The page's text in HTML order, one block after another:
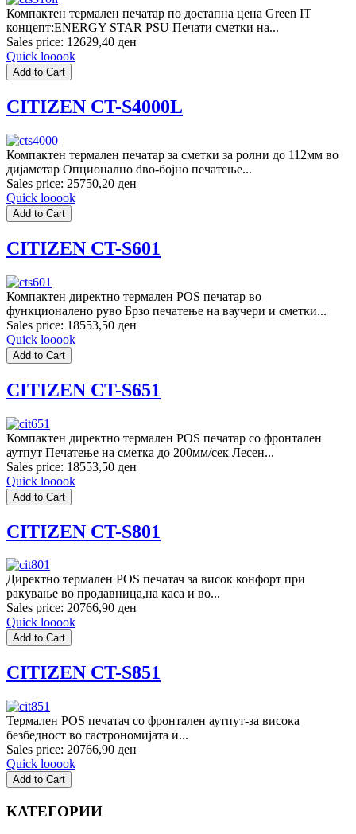
Компактен термален печатар по достапна цена Green IT
концепт:ENERGY STAR PSU Печати сметки на...
Sales price: 12629,40 ден
Quick looook
CITIZEN CT-S4000L
Компактен термален печатар за сметки за ролни до 112мм во
дијаметар Опционално dво-бојно печатење...
Sales price: 25750,20 ден
Quick looook
CITIZEN CT-S601
Компактен директно термален POS печатар во
функционалено руво Брзо печатење на ваучери и сметки...
Sales price: 18553,50 ден
Quick looook
CITIZEN CT-S651
Компактен директно термален POS печатар со фронтален
аутпут Печатење на сметка до 200мм/сек Лесен...
Sales price: 18553,50 ден
Quick looook
CITIZEN CT-S801
Директно термален POS печатач за висок конфорт при
ракување во продавница,на каса и во...
Sales price: 20766,90 ден
Quick looook
CITIZEN CT-S851
Термален POS печатач со фронтален аутпут-за висока
безбедност во гастрономијата и...
Sales price: 20766,90 ден
Quick looook
КАТЕГОРИИ